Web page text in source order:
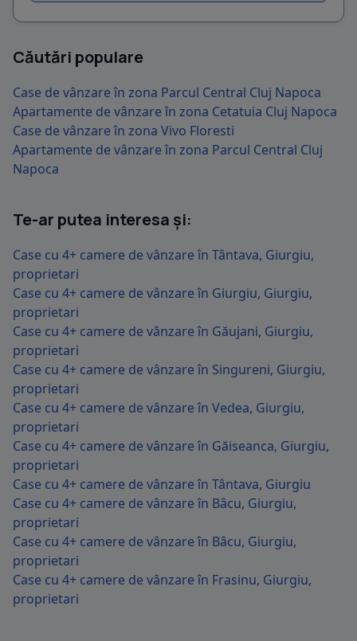
Căutări populare
Case de vânzare în zona Parcul Central Cluj Napoca
Apartamente de vânzare în zona Cetatuia Cluj Napoca
Case de vânzare în zona Vivo Floresti
Apartamente de vânzare în zona Parcul Central Cluj
Napoca
Te-ar putea interesa și:
Case cu 4+ camere de vânzare în Tântava, Giurgiu,
proprietari
Case cu 4+ camere de vânzare în Giurgiu, Giurgiu,
proprietari
Case cu 4+ camere de vânzare în Găujani, Giurgiu,
proprietari
Case cu 4+ camere de vânzare în Singureni, Giurgiu,
proprietari
Case cu 4+ camere de vânzare în Vedea, Giurgiu,
proprietari
Case cu 4+ camere de vânzare în Găiseanca, Giurgiu,
proprietari
Case cu 4+ camere de vânzare în Tântava, Giurgiu
Case cu 4+ camere de vânzare în Bâcu, Giurgiu,
proprietari
Case cu 4+ camere de vânzare în Bâcu, Giurgiu,
proprietari
Case cu 4+ camere de vânzare în Frasinu, Giurgiu,
proprietari